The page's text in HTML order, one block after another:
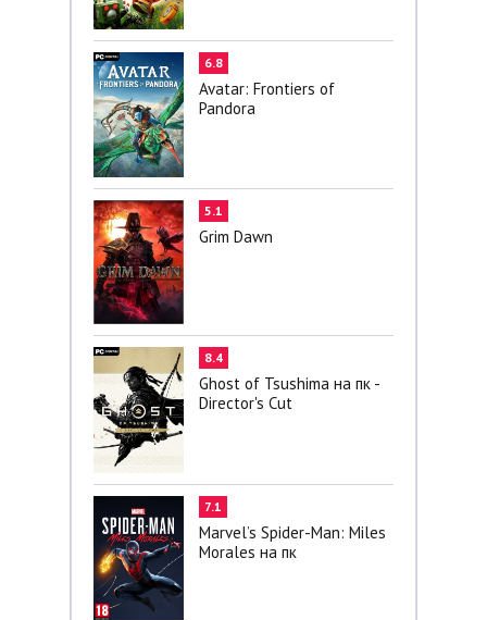
6.8
Avatar: Frontiers of
Pandora
5.1
Grim Dawn
8.4
Ghost of Tsushima на пк -
Director's Cut
7.1
Marvel’s Spider-Man: Miles
Morales на пк